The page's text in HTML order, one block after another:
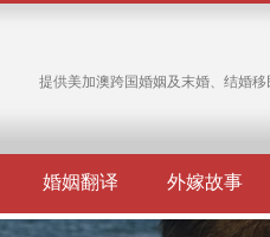
提供美加澳跨国婚姻及末婚、结婚
婚姻翻译 外嫁故事